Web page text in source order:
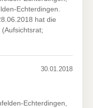
Echterdingen.
hat die
30.01.2018
Echterdingen,